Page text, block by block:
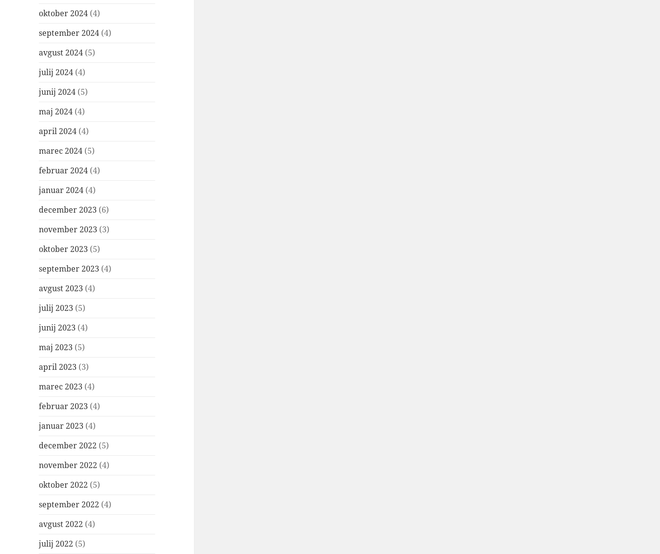
oktober 2024 (4)
september 2024 (4)
avgust 2024 (5)
julij 2024 (4)
junij 2024 (5)
maj 2024 (4)
april 2024 (4)
marec 2024 (5)
februar 2024 (4)
januar 2024 (4)
december 2023 (6)
november 2023 (3)
oktober 2023 (5)
september 2023 (4)
avgust 2023 (4)
julij 2023 (5)
junij 2023 (4)
maj 2023 (5)
april 2023 (3)
marec 2023 (4)
februar 2023 (4)
januar 2023 (4)
december 2022 (5)
november 2022 (4)
oktober 2022 (5)
september 2022 (4)
avgust 2022 (4)
julij 2022 (5)